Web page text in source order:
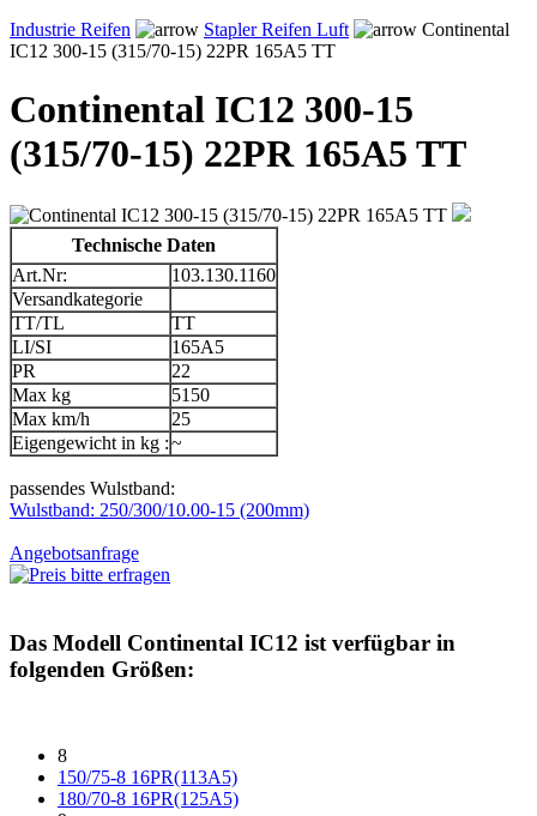
Industrie Reifen
Stapler Reifen Luft
Continental
IC12 300-15 (315/70-15) 22PR 165A5 TT
Continental IC12 300-15
(315/70-15) 22PR 165A5 TT
Technische Daten
Art.Nr:
103.130.1160
Versandkategorie
TT/TL
TT
LI/SI
165A5
PR
22
Max kg
5150
Max km/h
25
Eigengewicht in kg :~
passendes Wulstband:
Wulstband: 250/300/10.00-15 (200mm)
Angebotsanfrage
Das Modell Continental IC12 ist verfügbar in
folgenden Größen:
8
150/75-8 16PR(113A5)
180/70-8 16PR(125A5)